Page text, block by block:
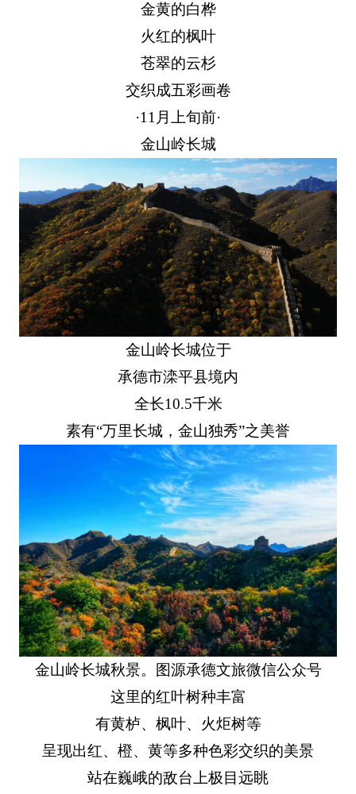
金黄的白桦
火红的枫叶
苍翠的云杉
交织成五彩画卷
·11月上旬前·
金山岭长城
金山岭长城位于
承德市滦平县境内
全长10.5千米
素有“万里长城，金山独秀”之美誉
金山岭长城秋景。图源承德文旅微信公众号
这里的红叶树种丰富
有黄栌、枫叶、火炬树等
呈现出红、橙、黄等多种色彩交织的美景
站在巍峨的敌台上极目远眺